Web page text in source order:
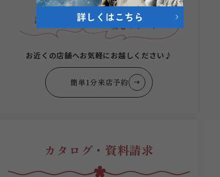
試着無料 成人式当日までスタッフが
安心サポート
お近くの店舗へお気軽にお越しください♪
簡単1分来店予約
カタログ・資料請求